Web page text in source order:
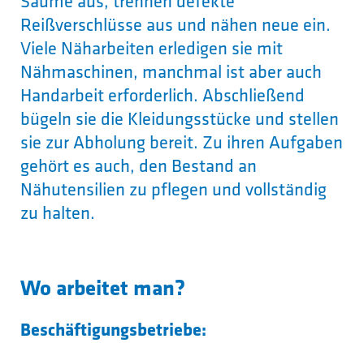
Reißverschlüsse aus und nähen neue ein.
Viele Näharbeiten erledigen sie mit
Nähmaschinen, manchmal ist aber auch
Handarbeit erforderlich. Abschließend
bügeln sie die Kleidungsstücke und stellen
sie zur Abholung bereit. Zu ihren Aufgaben
gehört es auch, den Bestand an
Nähutensilien zu pflegen und vollständig
zu halten.
Wo arbeitet man?
Beschäftigungsbetriebe: